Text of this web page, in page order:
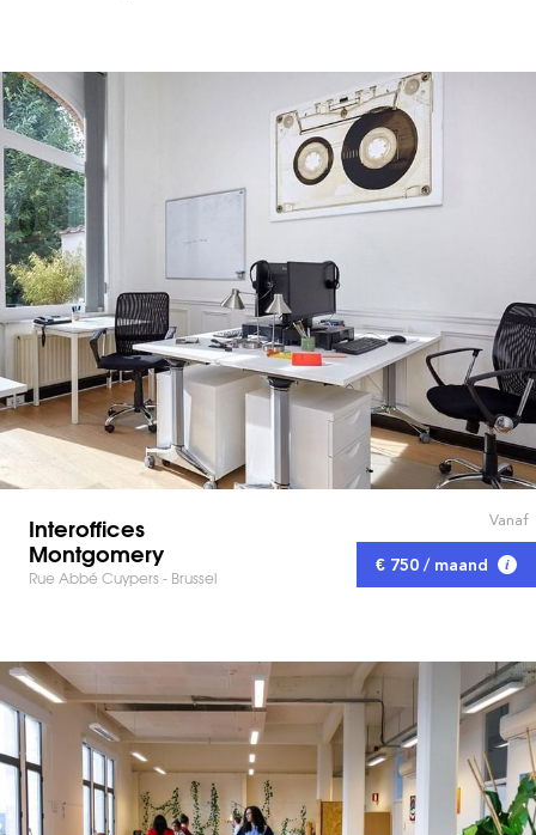
Interoffices
Montgomery
Rue Abbé Cuypers - Brussel
Vanaf
€ 750 / maand